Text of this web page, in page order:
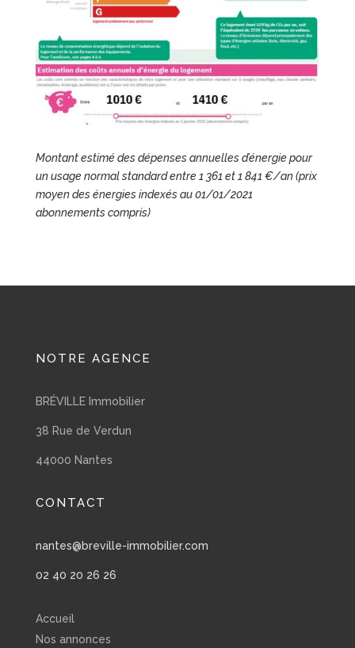
Montant estimé des dépenses annuelles d’énergie pour
un usage normal standard entre 1 361 et 1 841 €/an (prix
moyen des énergies indexés au 01/01/2021
abonnements compris)
NOTRE AGENCE
BRÉVILLE Immobilier
38 Rue de Verdun
44000 Nantes
CONTACT
nantes@breville-immobilier.com
02 40 20 26 26
Accueil
Nos annonces